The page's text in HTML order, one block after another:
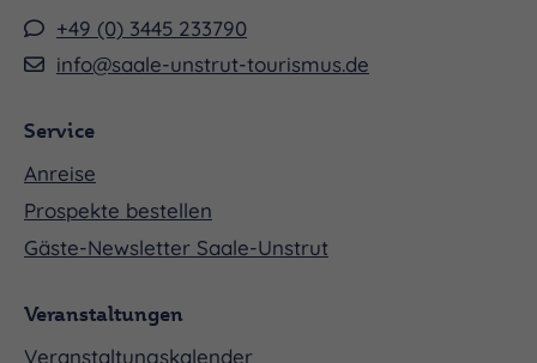
+49 (0) 3445 233790
info@saale-unstrut-tourismus.de
Service
Anreise
Prospekte bestellen
Gäste-Newsletter Saale-Unstrut
Veranstaltungen
Veranstaltungskalender